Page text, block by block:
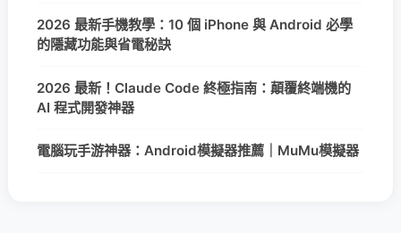
2026 最新手機教學：10 個 iPhone 與 Android 必學
的隱藏功能與省電秘訣
2026 最新！Claude Code 終極指南：顛覆終端機的
AI 程式開發神器
電腦玩手游神器：Android模擬器推薦｜MuMu模擬器